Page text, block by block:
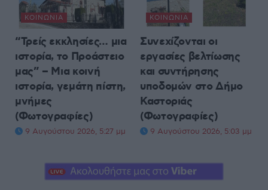
ΚΟΙΝΩΝΊΑ
“Τρείς εκκλησίες… μια
ιστορία, το Προάστειο
μας” – Μια κοινή
ιστορία, γεμάτη πίστη,
μνήμες
(Φωτογραφίες)
9 Αυγούστου 2026, 5:27 μμ
ΚΟΙΝΩΝΊΑ
Συνεχίζονται οι
εργασίες βελτίωσης
και συντήρησης
υποδομών στο Δήμο
Καστοριάς
(Φωτογραφίες)
9 Αυγούστου 2026, 5:03 μμ